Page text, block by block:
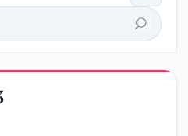
Hľadať